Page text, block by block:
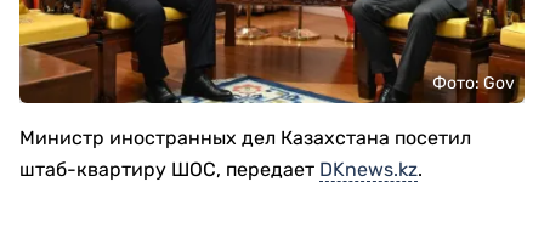
Фото: Gov
Министр иностранных дел Казахстана посетил
штаб-квартиру ШОС, передает DKnews.kz.